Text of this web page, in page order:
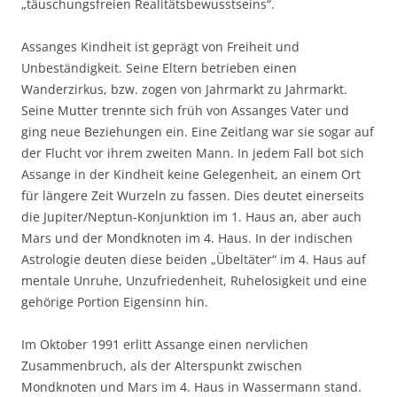
„täuschungsfreien Realitätsbewusstseins“.
Assanges Kindheit ist geprägt von Freiheit und
Unbeständigkeit. Seine Eltern betrieben einen
Wanderzirkus, bzw. zogen von Jahrmarkt zu Jahrmarkt.
Seine Mutter trennte sich früh von Assanges Vater und
ging neue Beziehungen ein. Eine Zeitlang war sie sogar auf
der Flucht vor ihrem zweiten Mann. In jedem Fall bot sich
Assange in der Kindheit keine Gelegenheit, an einem Ort
für längere Zeit Wurzeln zu fassen. Dies deutet einerseits
die Jupiter/Neptun-Konjunktion im 1. Haus an, aber auch
Mars und der Mondknoten im 4. Haus. In der indischen
Astrologie deuten diese beiden „Übeltäter“ im 4. Haus auf
mentale Unruhe, Unzufriedenheit, Ruhelosigkeit und eine
gehörige Portion Eigensinn hin.
Im Oktober 1991 erlitt Assange einen nervlichen
Zusammenbruch, als der Alterspunkt zwischen
Mondknoten und Mars im 4. Haus in Wassermann stand.